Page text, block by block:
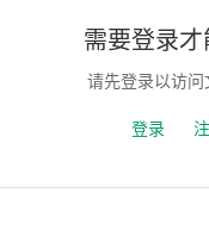
需要登录才
请先登录以访问
登录